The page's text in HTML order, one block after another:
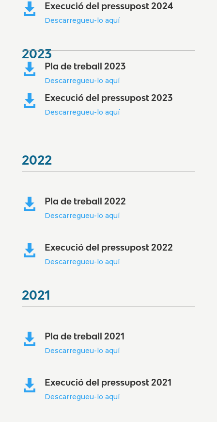
 Execució del pressupost 2024
Descarregueu-lo aquí
2023
 Pla de treball 2023
Descarregueu-lo aquí
 Execució del pressupost 2023
Descarregueu-lo aquí
2022
 Pla de treball 2022
Descarregueu-lo aquí
 Execució del pressupost 2022
Descarregueu-lo aquí
2021
 Pla de treball 2021
Descarregueu-lo aquí
 Execució del pressupost 2021
Descarregueu-lo aquí